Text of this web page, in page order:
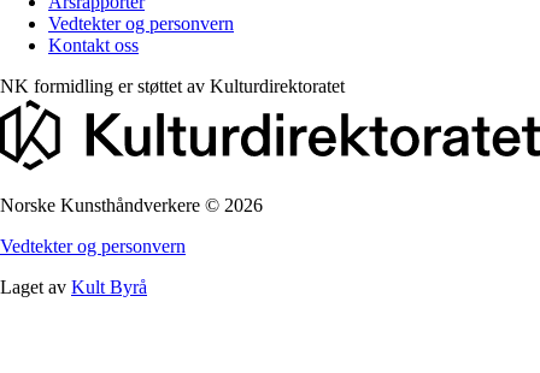
Vedtekter og personvern
Kontakt oss
NK formidling er støttet av Kulturdirektoratet
Norske Kunsthåndverkere © 2026
Vedtekter og personvern
Laget av Kult Byrå